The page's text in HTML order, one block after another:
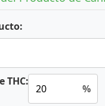
THC:
%